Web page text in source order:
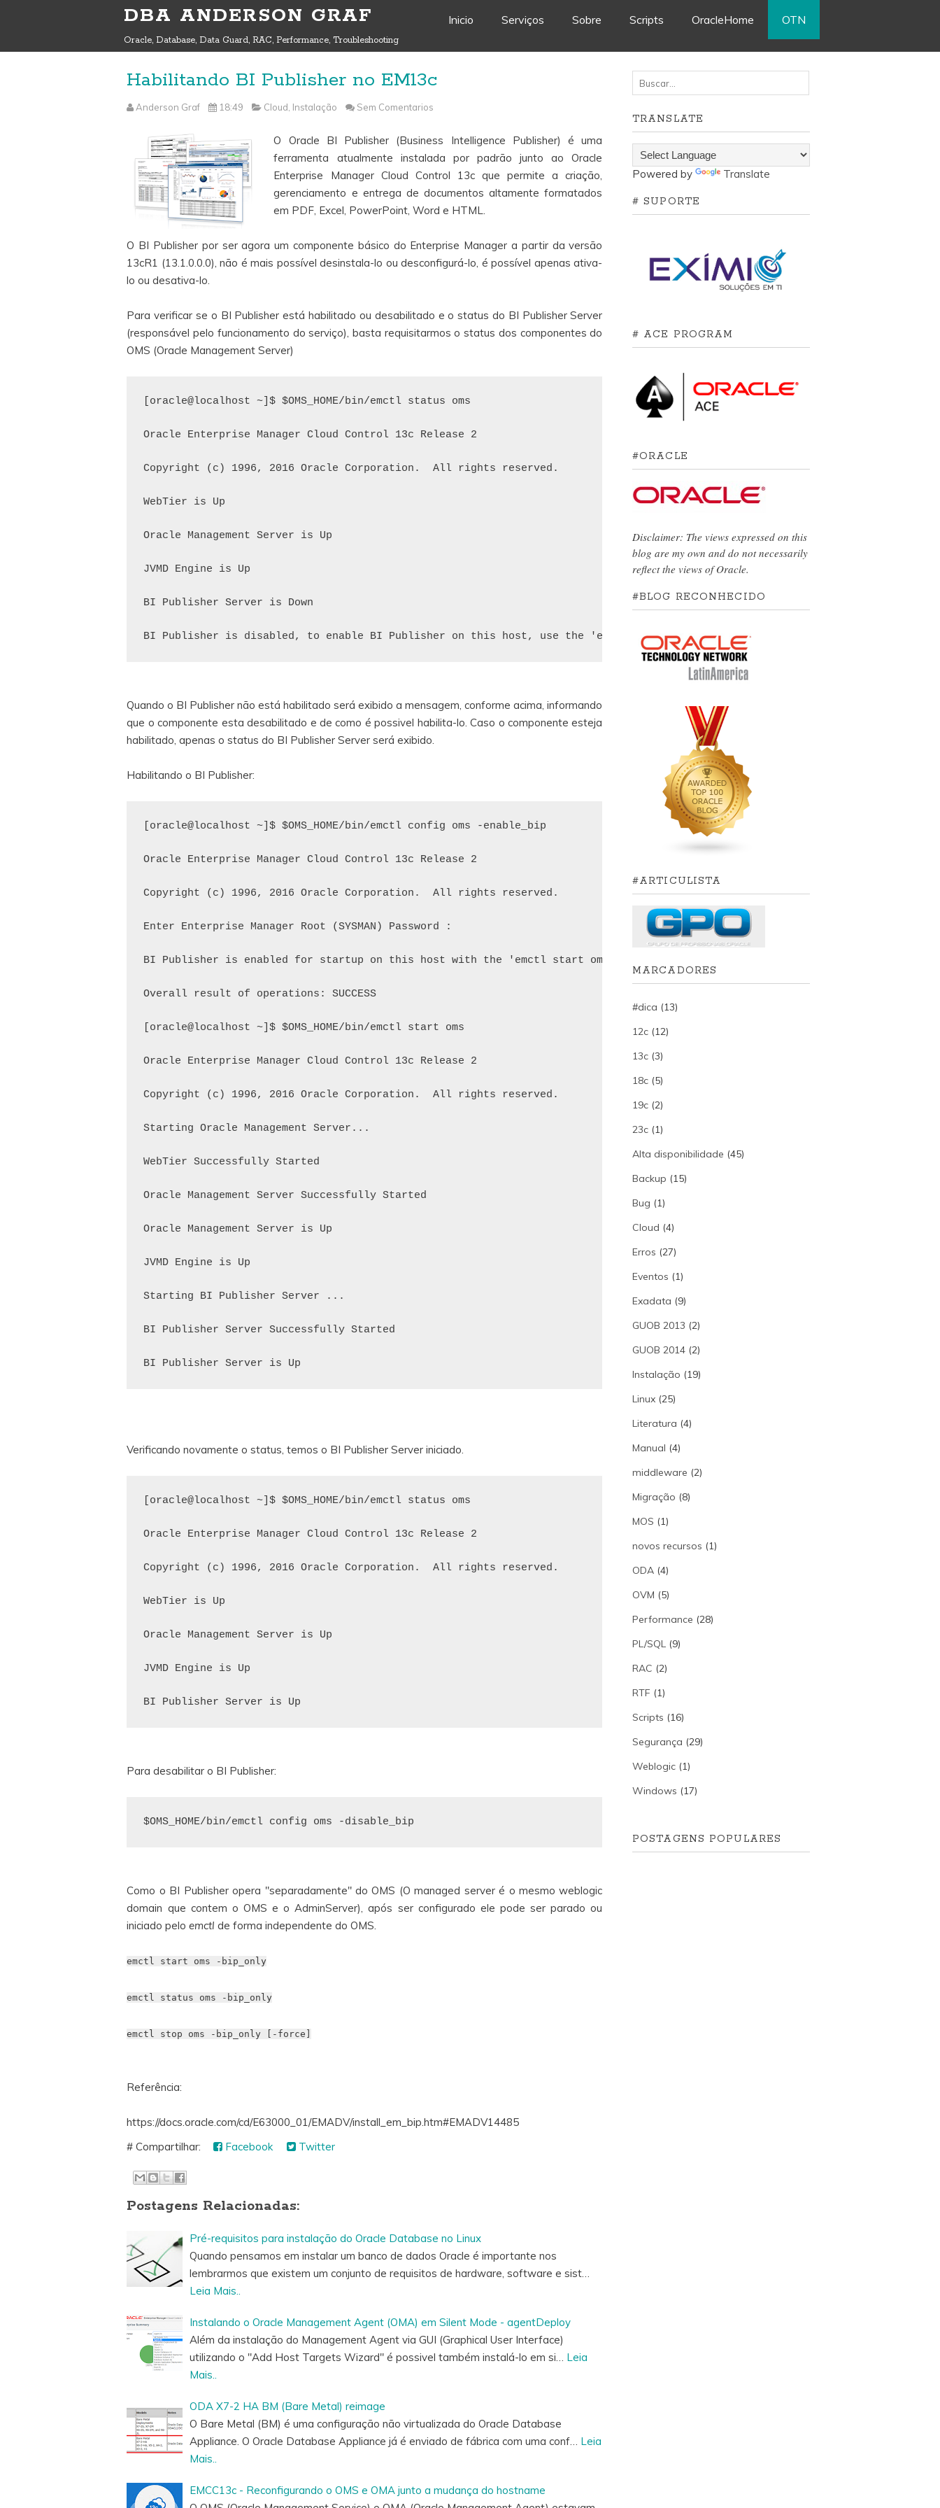
DBA ANDERSON GRAF
Oracle, Database, Data Guard, RAC, Performance, Troubleshooting
Skip to content
Inicio Serviços Sobre Scripts OracleHome OTN
Habilitando BI Publisher no EM13c
Anderson Graf 18:49 Cloud Instalação Sem Comentarios
O Oracle BI Publisher (Business Intelligence Publisher) é uma
ferramenta atualmente instalada por padrão junto ao Oracle
Enterprise Manager Cloud Control 13c que permite a criação,
gerenciamento e entrega de documentos altamente formatados
em PDF, Excel, PowerPoint, Word e HTML.
O BI Publisher por ser agora um componente básico do Enterprise Manager a partir da versão
13cR1 (13.1.0.0.0), não é mais possível desinstala-lo ou desconfigurá-lo, é possível apenas ativa-
lo ou desativa-lo.
Para verificar se o BI Publisher está habilitado ou desabilitado e o status do BI Publisher Server
(responsável pelo funcionamento do serviço), basta requisitarmos o status dos componentes do
OMS (Oracle Management Server)
[oracle@localhost ~]$ $OMS_HOME/bin/emctl status oms
Oracle Enterprise Manager Cloud Control 13c Release 2
Copyright (c) 1996, 2016 Oracle Corporation.  All rights reserved.
WebTier is Up
Oracle Management Server is Up
JVMD Engine is Up
BI Publisher Server is Down
Quando o BI Publisher não está habilitado será exibido a mensagem, conforme acima, informando
que o componente esta desabilitado e de como é possivel habilita-lo. Caso o componente esteja
habilitado, apenas o status do BI Publisher Server será exibido.
Habilitando o BI Publisher:
[oracle@localhost ~]$ $OMS_HOME/bin/emctl config oms -enable_bip
Oracle Enterprise Manager Cloud Control 13c Release 2
Copyright (c) 1996, 2016 Oracle Corporation.  All rights reserved.
Enter Enterprise Manager Root (SYSMAN) Password :
BI Publisher is enabled for startup on this host with the 'emctl start oms'  and 'emctl start oms -bip_only' commands.
Overall result of operations: SUCCESS
[oracle@localhost ~]$ $OMS_HOME/bin/emctl start oms
Oracle Enterprise Manager Cloud Control 13c Release 2
Copyright (c) 1996, 2016 Oracle Corporation.  All rights reserved.
Starting Oracle Management Server...
WebTier Successfully Started
Oracle Management Server Successfully Started
Oracle Management Server is Up
JVMD Engine is Up
Starting BI Publisher Server ...
BI Publisher Server Successfully Started
Verificando novamente o status, temos o BI Publisher Server iniciado.
[oracle@localhost ~]$ $OMS_HOME/bin/emctl status oms
Oracle Enterprise Manager Cloud Control 13c Release 2
Copyright (c) 1996, 2016 Oracle Corporation.  All rights reserved.
WebTier is Up
Oracle Management Server is Up
JVMD Engine is Up
Para desabilitar o BI Publisher:
Como o BI Publisher opera "separadamente" do OMS (O managed server é o mesmo weblogic
domain que contem o OMS e o AdminServer), após ser configurado ele pode ser parado ou
iniciado peloemctlde forma independente do OMS.
emctl start oms -bip_only
emctl status oms -bip_only
emctl stop oms -bip_only [-force]
Referência:
https://docs.oracle.com/cd/E63000_01/EMADV/install_em_bip.htm#EMADV14485
# Compartilhar:
Facebook Twitter
Postagens Relacionadas:
Pré-requisitos para instalação do Oracle Database no Linux
Quando pensamos em instalar um banco de dados Oracle é importante nos
lembrarmos que existem um conjunto de requisitos de hardware, software e sist…
Leia Mais..
Instalando o Oracle Management Agent (OMA) em Silent Mode - agentDeploy
Além da instalação do Management Agent via GUI (Graphical User Interface)
utilizando o "Add Host Targets Wizard" é possivel também instalá-lo em si… Leia
Mais..
ODA X7-2 HA BM (Bare Metal) reimage
O Bare Metal (BM) é uma configuração não virtualizada do Oracle Database
Appliance. O Oracle Database Appliance já é enviado de fábrica com uma conf… Leia
Mais..
EMCC13c - Reconfigurando o OMS e OMA junto a mudança do hostname
Search for:
TRANSLATE
Powered by Translate
# SUPORTE
# ACE PROGRAM
#ORACLE
Disclaimer: The views expressed on this
blog are my own and do not necessarily
reflect the views of Oracle.
#BLOG RECONHECIDO
#ARTICULISTA
MARCADORES
#dica (13)
12c (12)
13c (3)
18c (5)
19c (2)
23c (1)
Alta disponibilidade (45)
Backup (15)
Bug (1)
Cloud (4)
Erros (27)
Eventos (1)
Exadata (9)
GUOB 2013 (2)
GUOB 2014 (2)
Instalação (19)
Linux (25)
Literatura (4)
Manual (4)
middleware (2)
Migração (8)
MOS (1)
novos recursos (1)
ODA (4)
OVM (5)
Performance (28)
PL/SQL (9)
RAC (2)
RTF (1)
Scripts (16)
Segurança (29)
Weblogic (1)
Windows (17)
POSTAGENS POPULARES